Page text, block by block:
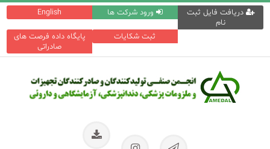
English ورود شرکت ها
دریافت فایل ثبت
نام
پایگاه داده فرصت های
صادراتی
ثبت شکایات